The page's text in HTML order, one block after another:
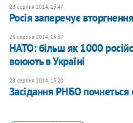
28 серпня 2014, 15:47
Росія заперечує
28 серпня 2014, 15:37
НАТО: більш як 1000
воюють в Україні
28 серпня 2014, 15:20
Засідання РНБО